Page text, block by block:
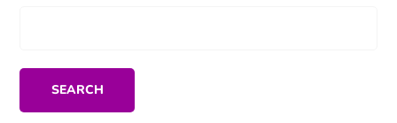
SEARCH